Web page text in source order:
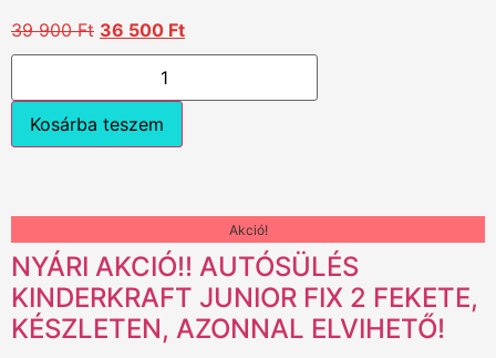
39 900Ft 36 500 Ft
Kosárba teszem
Akció!
NYÁRI AKCIÓ!! AUTÓSÜLÉS
KINDERKRAFT JUNIOR FIX 2 FEKETE,
KÉSZLETEN, AZONNAL ELVIHETŐ!